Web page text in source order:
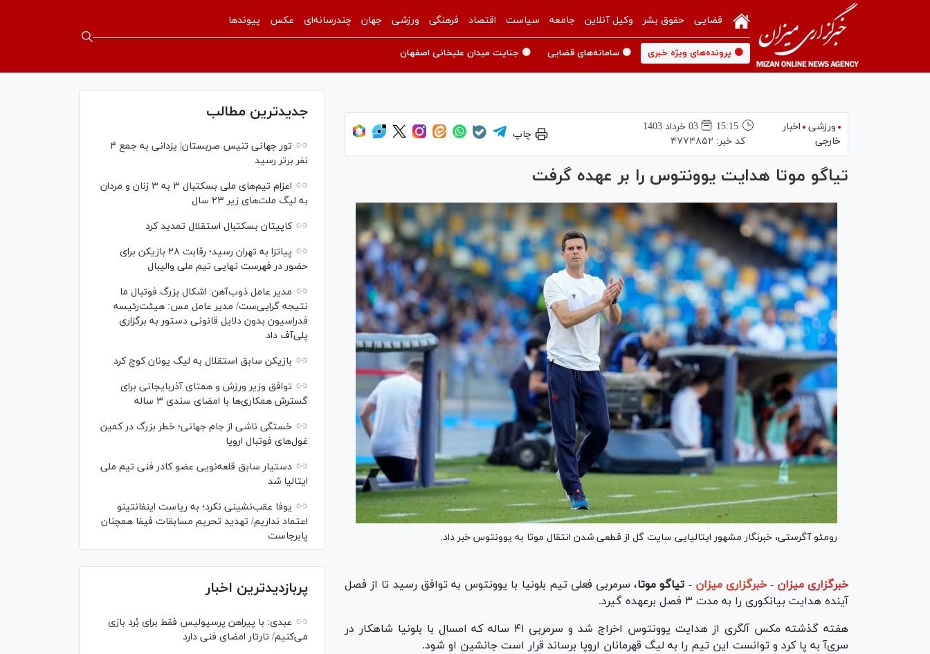
قضایی حقوق بشر وکیل آنلاین جامعه سیاست اقتصاد فرهنگی ورزشی جهان چندرسانه‌ای عکس پیوندها
🟡 پرونده‌های ویژه خبری 🟡 سامانه‌های قضایی 🟡 جنایت میدان علیخانی اصفهان
ورزشی
اخبار
خارجی
15:15
03 خرداد 1403
کد خبر: ۴۷۷۴۸۵۲
چاپ
تیاگو موتا هدایت یوونتوس را بر عهده گرفت
رومئو آگرستی، خبرنگار مشهور ایتالیایی سایت گل از قطعی شدن انتقال موتا به یوونتوس خبر داد.
خبرگزاری میزان - خبرگزاری میزان - تیاگو موتا، سرمربی فعلی تیم بلونیا با یوونتوس به توافق رسید تا از فصل
آینده هدایت بیانکوری را به مدت ۳ فصل برعهده گیرد.
هفته گذشته مکس آلگری از هدایت یوونتوس اخراج شد و سرمربی ۴۱ ساله که امسال با بلونیا شاهکار در
سری‌آ به پا کرد و توانست این تیم را به لیگ قهرمانان اروپا برساند قرار است جانشین او شود.
جدیدترین مطالب
تور جهانی تنیس صربستان| یزدانی به جمع ۴
نفر برتر رسید
اعزام تیم‌های ملی بسکتبال ۳ به ۳ زنان و مردان
به لیگ ملت‌های زیر ۲۳ سال
کاپیتان بسکتبال استقلال تمدید کرد
پیاتزا به تهران رسید؛ رقابت ۲۸ بازیکن برای
حضور در فهرست نهایی تیم ملی والیبال
مدیر عامل ذوب‌آهن: اشکال بزرگ فوتبال ما
نتیجه گرایی‌ست/ مدیر عامل مس: هیئت‌رئیسه
فدراسیون بدون دلایل قانونی دستور به برگزاری
پلی‌آف داد
بازیکن سابق استقلال به لیگ یونان کوچ کرد
توافق وزیر ورزش و همتای آذربایجانی برای
گسترش همکاری‌ها با امضای سندی ۳ ساله
خستگی ناشی از جام جهانی؛ خطر بزرگ در کمین
غول‌های فوتبال اروپا
دستیار سابق قلعه‌نویی عضو کادر فنی تیم ملی
ایتالیا شد
یوفا عقب‌نشینی نکرد؛ به ریاست اینفانتینو
اعتماد نداریم/ تهدید تحریم مسابقات فیفا همچنان
پابرجاست
پربازدیدترین اخبار
عبدی: با پیراهن پرسپولیس فقط برای بُرد بازی
می‌کنیم/ تارتار امضای فنی دارد